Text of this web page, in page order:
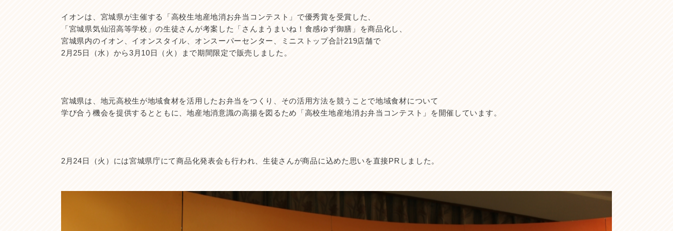
イオンは、宮城県が主催する「高校生地産地消お弁当コンテスト」で優秀賞を受賞した、
「宮城県気仙沼高等学校」の生徒さんが考案した「さんまうまいね！食感ゆず御膳」を商品化し、
宮城県内のイオン、イオンスタイル、オンスーパーセンター、ミニストップ合計219店舗で
2月25日（水）から3月10日（火）まで期間限定で販売しました。
宮城県は、地元高校生が地域食材を活用したお弁当をつくり、その活用方法を競うことで地域食材について
学び合う機会を提供するとともに、地産地消意識の高揚を図るため「高校生地産地消お弁当コンテスト」を開催しています。
2月24日（火）には宮城県庁にて商品化発表会も行われ、生徒さんが商品に込めた思いを直接PRしました。